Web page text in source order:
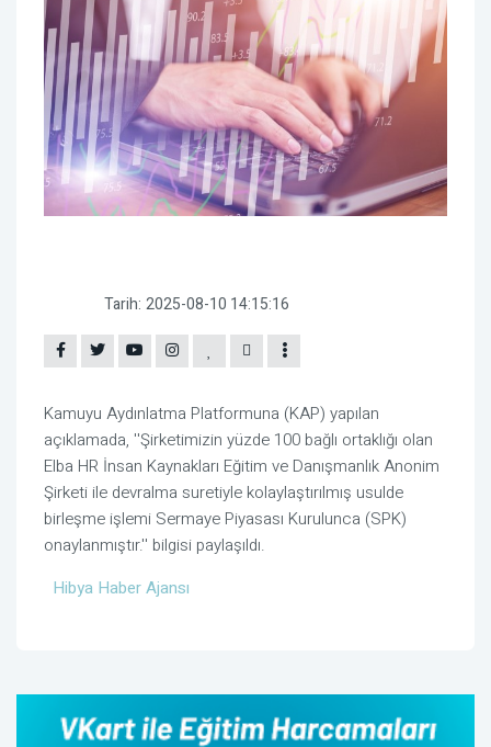
Tarih: 2025-08-10 14:15:16
Kamuyu Aydınlatma Platformuna (KAP) yapılan
açıklamada, ''Şirketimizin yüzde 100 bağlı ortaklığı olan
Elba HR İnsan Kaynakları Eğitim ve Danışmanlık Anonim
Şirketi ile devralma suretiyle kolaylaştırılmış usulde
birleşme işlemi Sermaye Piyasası Kurulunca (SPK)
onaylanmıştır.'' bilgisi paylaşıldı.
Hibya Haber Ajansı